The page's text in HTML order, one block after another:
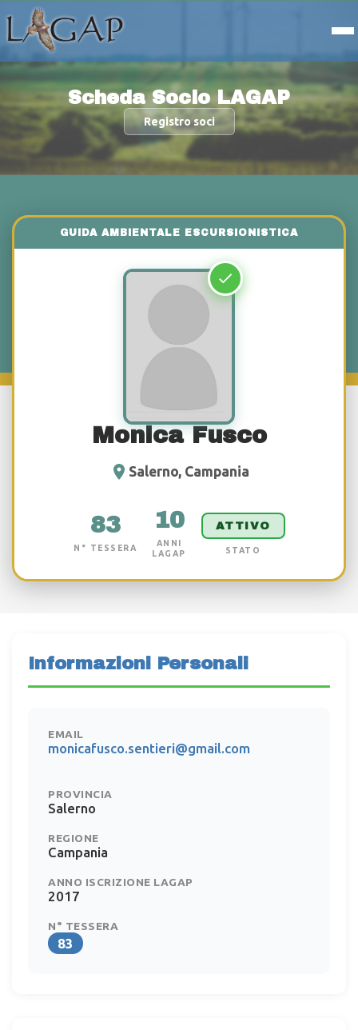
Scheda Socio LAGAP
Registro soci
Monica Fusco
Salerno, Campania
83
N° TESSERA
10
ANNI
LAGAP
ATTIVO
STATO
Informazioni Personali
EMAIL
monicafusco.sentieri@gmail.com
PROVINCIA
Salerno
REGIONE
Campania
ANNO ISCRIZIONE LAGAP
2017
N° TESSERA
83